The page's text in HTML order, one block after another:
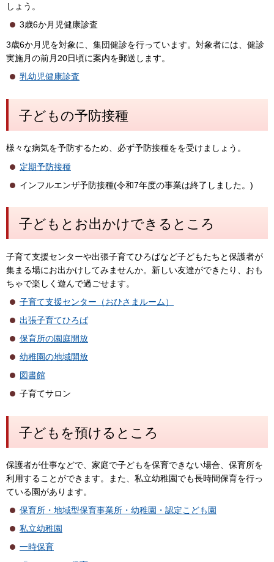
しょう。
3歳6か月児健康診査
3歳6か月児を対象に、集団健診を行っています。対象者には、健診
実施月の前月20日頃に案内を郵送します。
乳幼児健康診査
子どもの予防接種
様々な病気を予防するため、必ず予防接種をを受けましょう。
定期予防接種
インフルエンザ予防接種(令和7年度の事業は終了しました。)
子どもとお出かけできるところ
子育て支援センターや出張子育てひろばなど子どもたちと保護者が
集まる場にお出かけしてみませんか。新しい友達ができたり、おも
ちゃで楽しく遊んで過ごせます。
子育て支援センター（おひさまルーム）
出張子育てひろば
保育所の園庭開放
幼稚園の地域開放
図書館
子育てサロン
子どもを預けるところ
保護者が仕事などで、家庭で子どもを保育できない場合、保育所を
利用することができます。また、私立幼稚園でも長時間保育を行っ
ている園があります。
保育所・地域型保育事業所・幼稚園・認定こども園
私立幼稚園
一時保育